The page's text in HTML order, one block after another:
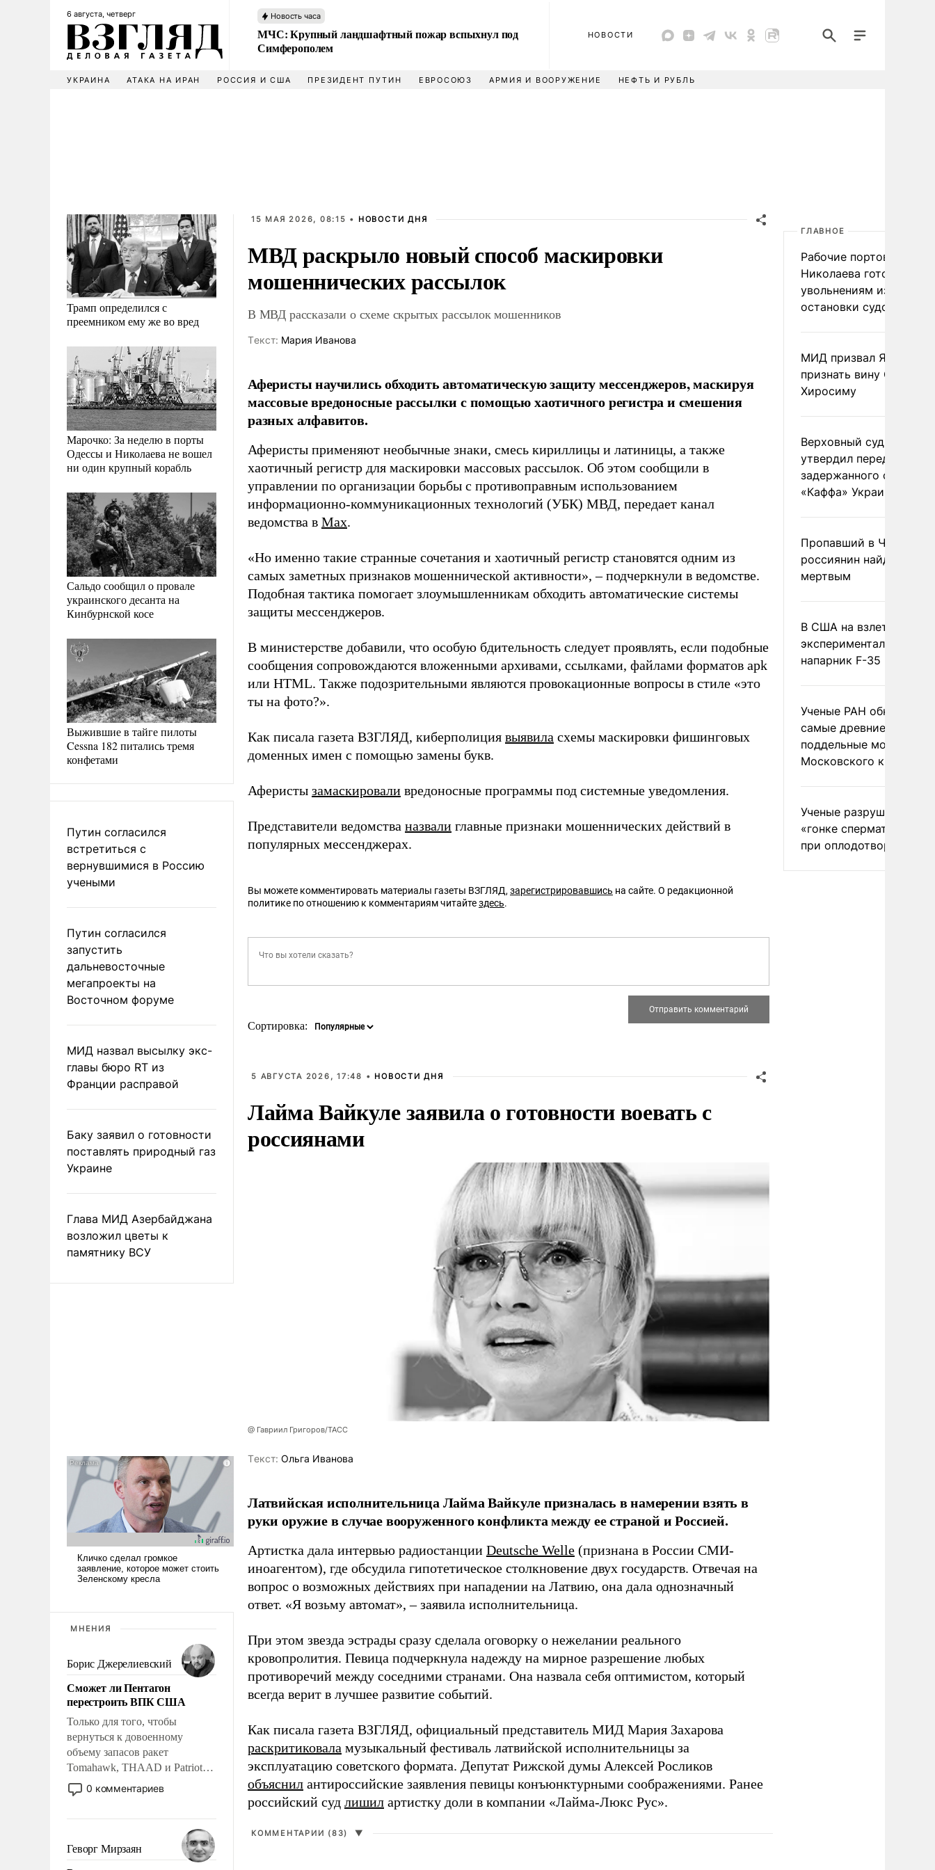
6 августа, четверг Новость часа
МЧС: Крупный ландшафтный пожар вспыхнул под
Симферополем
НОВОСТИ
УКРАИНА АТАКА НА ИРАН РОССИЯ И США ПРЕЗИДЕНТ ПУТИН ЕВРОСОЮЗ АРМИЯ И ВООРУЖЕНИЕ НЕФТЬ И РУБЛЬ
Трамп определился с
преемником ему же во вред
Марочко: За неделю в порты
Одессы и Николаева не вошел
ни один крупный корабль
Сальдо сообщил о провале
украинского десанта на
Кинбурнской косе
Выжившие в тайге пилоты
Cessna 182 питались тремя
конфетами
Путин согласился
встретиться с
вернувшимися в Россию
учеными
Путин согласился
запустить
дальневосточные
мегапроекты на
Восточном форуме
МИД назвал высылку экс-
главы бюро RT из
Франции расправой
Баку заявил о готовности
поставлять природный газ
Украине
Глава МИД Азербайджана
возложил цветы к
памятнику ВСУ
МНЕНИЯ
Борис Джерелиевский
Сможет ли Пентагон
перестроить ВПК США
Только для того, чтобы
вернуться к довоенному
объему запасов ракет
Tomahawk, THAAD и Patriot
США потребуется более трех
лет. Даже небольшая война с
Сложившаяся ситуация
означает многолетний период
0 комментариев
Геворг Мирзаян
15 МАЯ 2026, 08:15 • НОВОСТИ ДНЯ
МВД раскрыло новый способ маскировки
мошеннических рассылок
В МВД рассказали о схеме скрытых рассылок мошенников
Tекст: Мария Иванова
Аферисты научились обходить автоматическую защиту мессенджеров, маскируя
массовые вредоносные рассылки с помощью хаотичного регистра и смешения
разных алфавитов.
Аферисты применяют необычные знаки, смесь кириллицы и латиницы, а также
хаотичный регистр для маскировки массовых рассылок. Об этом сообщили в
управлении по организации борьбы с противоправным использованием
информационно-коммуникационных технологий (УБК) МВД, передает канал
ведомства в Max.
«Но именно такие странные сочетания и хаотичный регистр становятся одним из
самых заметных признаков мошеннической активности», – подчеркнули в ведомстве.
Подобная тактика помогает злоумышленникам обходить автоматические системы
защиты мессенджеров.
В министерстве добавили, что особую бдительность следует проявлять, если подобные
сообщения сопровождаются вложенными архивами, ссылками, файлами форматов apk
или HTML. Также подозрительными являются провокационные вопросы в стиле «это
ты на фото?».
Как писала газета ВЗГЛЯД, киберполиция выявила схемы маскировки фишинговых
доменных имен с помощью замены букв.
Аферисты замаскировали вредоносные программы под системные уведомления.
Представители ведомства назвали главные признаки мошеннических действий в
популярных мессенджерах.
Вы можете комментировать материалы газеты ВЗГЛЯД, зарегистрировавшись на сайте. О редакционной
политике по отношению к комментариям читайтездесь.
Сортировка:
5 АВГУСТА 2026, 17:48 • НОВОСТИ ДНЯ
Лайма Вайкуле заявила о готовности воевать с
россиянами
@ Гавриил Григоров/ТАСС
Tекст: Ольга Иванова
Латвийская исполнительница Лайма Вайкуле призналась в намерении взять в
руки оружие в случае вооруженного конфликта между ее страной и Россией.
Артистка дала интервью радиостанции Deutsche Welle (признана в России СМИ-
иноагентом), где обсудила гипотетическое столкновение двух государств. Отвечая на
вопрос о возможных действиях при нападении на Латвию, она дала однозначный
ответ. «Я возьму автомат», – заявила исполнительница.
При этом звезда эстрады сразу сделала оговорку о нежелании реального
кровопролития. Певица подчеркнула надежду на мирное разрешение любых
противоречий между соседними странами. Она назвала себя оптимистом, который
всегда верит в лучшее развитие событий.
Как писала газета ВЗГЛЯД, официальный представитель МИД Мария Захарова
раскритиковала музыкальный фестиваль латвийской исполнительницы за
эксплуатацию советского формата. Депутат Рижской думы Алексей Росликов
объяснил антироссийские заявления певицы конъюнктурными соображениями. Ранее
российский суд лишил артистку доли в компании «Лайма-Люкс Рус».
КОММЕНТАРИИ (83) ▼
ГЛАВНОЕ
Рабочие портов
Николаева готовятся к
увольнениям из-за
остановки судоходства
МИД призвал Японию
признать вину США за
Хиросиму
Верховный суд Швеции
утвердил передачу
задержанного
«Каффа» Украине
Пропавший в
россиянин найден
мертвым
В США на взлете
экспериментальный
напарник F-35
Ученые РАН
самые древние
поддельные монеты
Московского
Ученые разрушили миф
«гонке
при оплодотворении